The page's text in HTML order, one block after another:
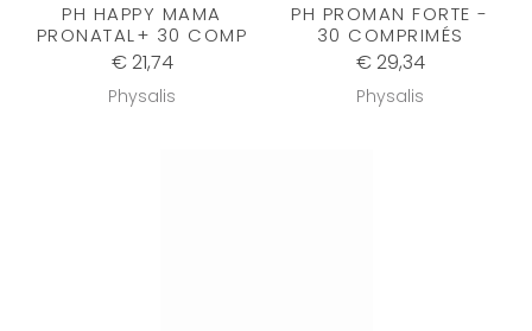
PH HAPPY MAMA
PRONATAL+ 30 COMP
€ 21,74
Physalis
PH PROMAN FORTE -
30 COMPRIMÉS
€ 29,34
Physalis